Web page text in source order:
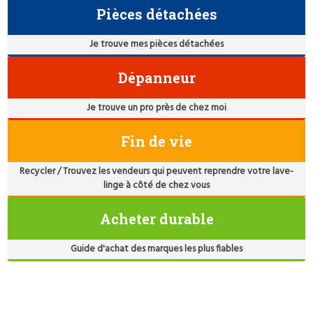
Pièces détachées
Je trouve mes pièces détachées
Dépanneur
Je trouve un pro près de chez moi
Fin de vie
Recycler / Trouvez les vendeurs qui peuvent reprendre votre lave-
linge à côté de chez vous
Acheter durable
Guide d'achat des marques les plus fiables